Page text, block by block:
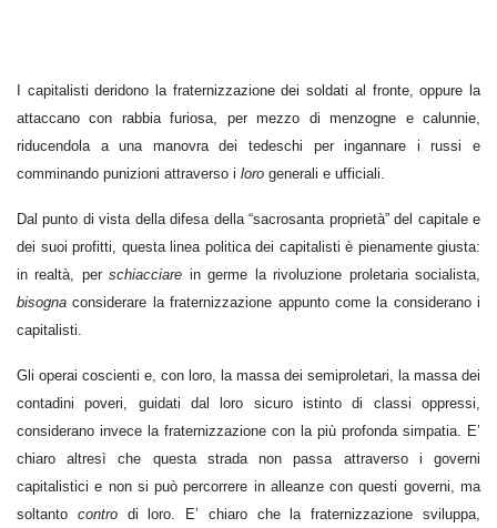
I capitalisti deridono la fraternizzazione dei soldati al fronte, oppure la
attaccano con rabbia furiosa, per mezzo di menzogne e calunnie,
riducendola a una manovra dei tedeschi per ingannare i russi e
comminando punizioni attraverso i loro generali e ufficiali.
Dal punto di vista della difesa della “sacrosanta proprietà” del capitale e
dei suoi profitti, questa linea politica dei capitalisti è pienamente giusta:
in realtà, perschiacciare in germe la rivoluzione proletaria socialista,
bisogna considerare la fraternizzazione appunto come la considerano i
capitalisti.
Gli operai coscienti e, con loro, la massa dei semiproletari, la massa dei
contadini poveri, guidati dal loro sicuro istinto di classi oppressi,
considerano invece la fraternizzazione con la più profonda simpatia. E’
chiaro altresì che questa strada non passa attraverso i governi
capitalistici e non si può percorrere in alleanze con questi governi, ma
soltanto contro di loro. E’ chiaro che la fraternizzazione sviluppa,